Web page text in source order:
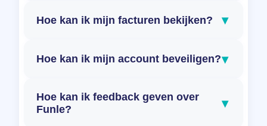
Hoe kan ik mijn facturen bekijken? ▾
Hoe kan ik mijn account beveiligen?▾
Hoe kan ik feedback geven over
Funle?
▾